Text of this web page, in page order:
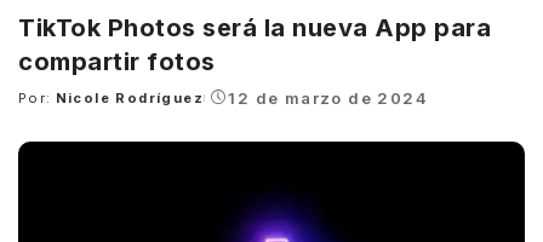
TikTok Photos será la nueva App para
compartir fotos
Posted
Por: Nicole Rodríguez 12 de marzo de 2024